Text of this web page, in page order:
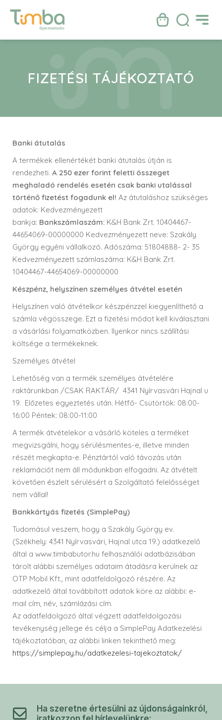
VIKI
FIZETÉSI TÁJÉKOZTATÓ
Banki átutalás
A termékek ellenértékét banki átutalás útján is
rendezheti. A 250 ezer forint feletti összeget
meghaladó rendelés esetén csak banki utalással
történő fizetést fogadunk el! Az átutaláshoz szükséges
adatok: Kedvezményezett
bankja: Bankszámlaszám: K&H Bank Zrt. 10404467-
44654069-00000000 Kedvezményezett neve: Szakály
György egyéni vállalkozó. Adószáma: 51804888- 2- 35
Kedvezményezett számlaszáma: K&H Bank Zrt.
10404467-44654069-00000000
Készpénz, helyszínen személyes átvétel esetén
Helyszínen való átvételkor készpénzzel kiegyenlíthető a
számla végösszege. Ezt a fizetési módot kell kiválasztani
a vásárlási folyamatközben. Ilyenkor nincs szállítási
költsége a termékeknek.
Személyes átvétel
Lehetőség van a termék személyes átvételére
raktárunkban /CSAK RAKTÁR/ 4341 Nyírvasvári Hajnal u
19. Előzetes egyeztetés után. Hétfő- Csütörtök: 08:00-
16:00 Péntek: 08:00-11:00
A termék átvételekor a vásárló köteles a terméket
megvizsgálni, hogy sérülésmentes-e, illetve minden
részét megkapta-e. Pénztártól való távozás után
reklamációt nem áll módunkban elfogadni. Az átvételt
követően észlelt sérülésért a Szolgáltató felelősséget
nem vállal!
Bankkártyás fizetés (SimplePay)
Tudomásul veszem, hogy a Szakály György ev.
(Székhely: 4341 Nyírvasvári, Hajnal utca 19.) adatkezelő
által a www.timbabutor.hu felhasználói adatbázisában
tárolt alábbi személyes adataim átadásra kerülnek az
OTP Mobil Kft., mint adatfeldolgozó részére. Az
adatkezelő által továbbított adatok köre az alábbi: e-
mail cím, név, számlázási cím.
Az adatfeldolgozó által végzett adatfeldolgozási
tevékenység jellege és célja a SimplePay Adatkezelési
tájékoztatóban, az alábbi linken tekinthető meg:
https://simplepay.hu/adatkezelesi-tajekoztatok/
Ha szeretne értesülni az újdonságainkról,